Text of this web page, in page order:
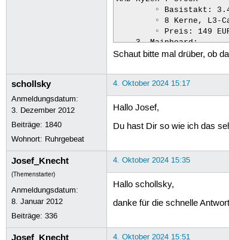
◦ Basistakt:
◦ 8 Kerne, L3-
◦ Preis: 149
    3. Mainboard:
MSI B550-A PRO
◦ Preis: 117,89
    4. Kühler:
be quiet! Pure Rock 2
◦ Flüsterleiser
5. Arbeitsspeicher
        ◦ DDR4 3200 MHz
        ◦ Preis: 115 EUR
    6. SSD:
Samsung 970 EVO Plus 1TB
        ◦ Preis: 60 EUR
Seagate Barracuda 2TB
◦ 3.5 Zoll,
Schaut bitte mal drüber, ob
schollsky
Anmeldungsdatum:
3. Dezember 2012
Beiträge: 1840
Wohnort: Ruhrgebeat
4. Oktober 2024 15:17
Hallo Josef,
Du hast Dir so wie ich das
Josef_Knecht
(Themenstarter)
Anmeldungsdatum:
8. Januar 2012
Beiträge:336
4. Oktober 2024 15:35
Hallo schollsky,
danke für die schnelle
Josef_Knecht 4. Oktober 2024 15:51